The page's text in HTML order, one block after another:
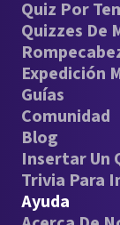
Quiz Por
Quizzes De
Expedición
Guías
Comunidad
Blog
Insertar Un
Trivia Para
Ayuda